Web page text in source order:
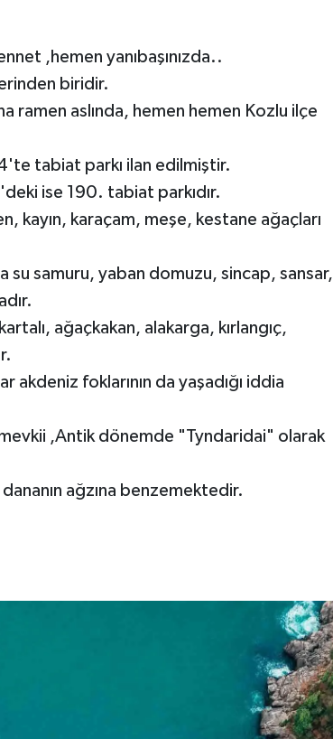
,hemen yanıbaşınızda..
biridir.
ramen aslında, hemen hemen Kozlu ilçe
tabiat parkı ilan edilmiştir.
ise 190. tabiat parkıdır.
kayın, karaçam, meşe, kestane ağaçları
su samuru, yaban domuzu, sincap, sansar,
ağaçkakan, alakarga, kırlangıç,
akdeniz foklarının da yaşadığı iddia
,Antik dönemde "Tyndaridai" olarak
ağzına benzemektedir.